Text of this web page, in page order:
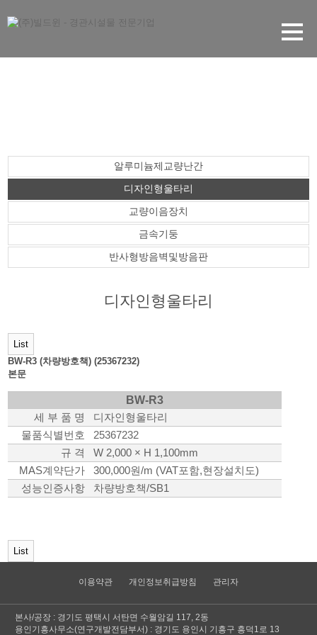
알루미늄제교량난간
디자인형울타리
교량이음장치
금속기둥
반사형방음벽및방음판
디자인형울타리
List
BW-R3 (차량방호책) (25367232)
본문
BW-R3
세 부 품 명
디자인형울타리
물품식별번호
25367232
규 격
W 2,000 × H 1,100mm
MAS계약단가
300,000원/m (VAT포함,현장설치도)
성능인증사항
차량방호책/SB1
List
이용약관 개인정보취급방침 관리자
본사/공장 : 경기도 평택시 서탄면 수월암길 117, 2동
용인기흥사무소(연구개발전담부서) : 경기도 용인시 기흥구 흥덕1로 13